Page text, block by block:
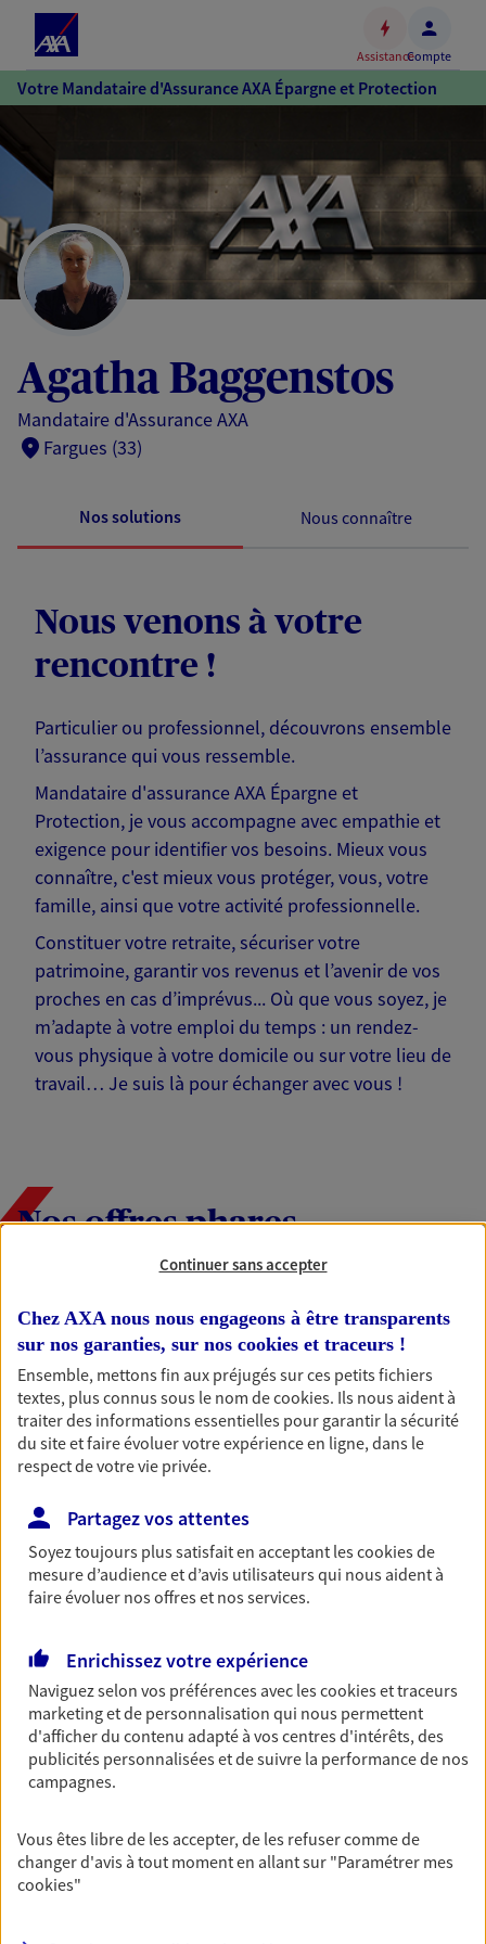
Accéder
au
Accéder
au
pied
de
page
AssistanceCompte
Votre Mandataire d'Assurance AXA Épargne et Protection
Agatha Baggenstos
Mandataire d'Assurance AXA
Fargues (33)
Nos solutions Nous connaître
Nous venons à votre
rencontre !
Particulier ou professionnel, découvrons ensemble
l’assurance qui vous ressemble.
Mandataire d'assurance AXA Épargne et
Protection, je vous accompagne avec empathie et
exigence pour identifier vos besoins. Mieux vous
connaître, c'est mieux vous protéger, vous, votre
famille, ainsi que votre activité professionnelle.
Constituer votre retraite, sécuriser votre
patrimoine, garantir vos revenus et l’avenir de vos
proches en cas d’imprévus... Où que vous soyez, je
m’adapte à votre emploi du temps : un rendez-
vous physique à votre domicile ou sur votre lieu de
travail… Je suis là pour échanger avec vous !
Nos offres phares
Épargne
Réalisez vos projets grâce à votre épargne : achat
immobilier, études des enfants ou voyage autour
du monde… Épargnez à votre rythme et
simplement, selon votre profil.
Préparez sereinement ce nouveau chapitre de
votre vie avec les conseils d'un expert. Découvrez
notre solution PER (Plan Epargne Retraite)
spécialement conçue pour la retraite.
Santé
Couvrez vos dépenses de santé ainsi que celles de
votre famille avec la complémentaire santé qui
vous ressemble.
Prévoyance
Pour un avenir serein, assurez-vous avec notre
contrat prévoyance. Préservez vos proches en cas
d'accident ou de maladie en optant pour les
garanties incapacité temporaire totale de travail,
Continuer sans accepter
Chez AXA nous nous engageons à être transparents
sur nos garanties, sur nos cookies et traceurs !
Ensemble, mettons fin aux préjugés sur ces petits fichiers
textes, plus connus sous le nom decookies. Ils nous aident à
traiter des informations essentielles pour garantir la sécurité
du site et faire évoluer votre expérience en ligne, dans le
respect de votre vie privée.
Partagez vos attentes
Soyez toujours plus satisfait en acceptant lescookiesde
mesure d’audience et d’avis utilisateurs qui nous aident à
faire évoluer nos offres et nos services.
Enrichissez votre expérience
Naviguez selon vos préférences avec lescookies et traceurs
marketing et de personnalisation qui nous permettent
d'afficher du contenu adapté à vos centres d'intérêts, des
publicités personnalisées et de suivre la performance de nos
campagnes.
Vous êtes libre de les accepter, de les refuser comme de
changer d'avis à tout moment en allant sur "Paramétrer mes
cookies"